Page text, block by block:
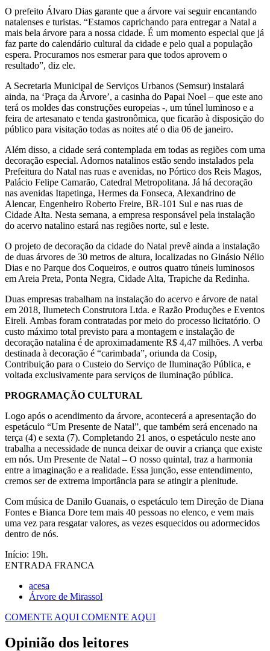
O prefeito Álvaro Dias garante que a árvore vai seguir encantando
natalenses e turistas. “Estamos caprichando para entregar a Natal a
mais bela árvore para a nossa cidade. É um momento especial que já
faz parte do calendário cultural da cidade e pelo qual a população
espera. Procuramos nos esmerar para que todos aprovem o
resultado”, diz ele.
A Secretaria Municipal de Serviços Urbanos (Semsur) instalará
ainda, na ‘Praça da Árvore’, a casinha do Papai Noel – que este ano
terá os moldes das construções europeias -, um túnel luminoso e a
feira de artesanato e tenda gastronômica, que ficarão à disposição do
público para visitação todas as noites até o dia 06 de janeiro.
Além disso, a cidade será contemplada em todas as regiões com uma
decoração especial. Adornos natalinos estão sendo instalados pela
Prefeitura do Natal nas ruas e avenidas, no Pórtico dos Reis Magos,
Palácio Felipe Camarão, Catedral Metropolitana. Já há decoração
nas avenidas Itapetinga, Hermes da Fonseca, Alexandrino de
Alencar, Engenheiro Roberto Freire, BR-101 Sul e nas ruas de
Cidade Alta. Nesta semana, a empresa responsável pela instalação
do acervo natalino estará nas regiões norte, sul e leste.
O projeto de decoração da cidade do Natal prevê ainda a instalação
de duas árvores de 30 metros de altura, localizadas no Ginásio Nélio
Dias e no Parque dos Coqueiros, e outros quatro túneis luminosos
em Areia Preta, Ponta Negra, Cidade Alta, Trapiche da Redinha.
Duas empresas trabalham na instalação do acervo e árvore de natal
em 2018, Ilumetech Construtora Ltda. e Razão Produções e Eventos
Eireli. Ambas foram contratadas por meio do processo licitatório. O
custo máximo total previsto para a montagem e instalação de
decoração natalina é de aproximadamente R$ 4,47 milhões. A verba
destinada à decoração é “carimbada”, oriunda da Cosip,
Contribuição para o Custeio do Serviço de Iluminação Pública, e
voltada exclusivamente para serviços de iluminação pública.
PROGRAMAÇÃO CULTURAL
Logo após o acendimento da árvore, acontecerá a apresentação do
espetáculo “Um Presente de Natal”, que também será encenado na
terça (4) e sexta (7). Completando 21 anos, o espetáculo neste ano
trabalha a necessidade de nunca deixar de ouvir a criança que existe
em nós. Um Presente de Natal – O nosso quintal, traz a harmonia
entre a imaginação e a realidade. Essa junção, esse entendimento,
cremos ser de extrema importância para se atingir a plenitude.
Com música de Danilo Guanais, o espetáculo tem Direção de Diana
Fontes e Bianca Dore tem mais 40 pessoas no elenco, e vem mais
uma vez para resgatar valores, as vezes esquecidos ou adormecidos
dentro de nós.
Início: 19h.
ENTRADA FRANCA
acesa
Árvore de Mirassol
COMENTE AQUI COMENTE AQUI
Opinião dos leitores